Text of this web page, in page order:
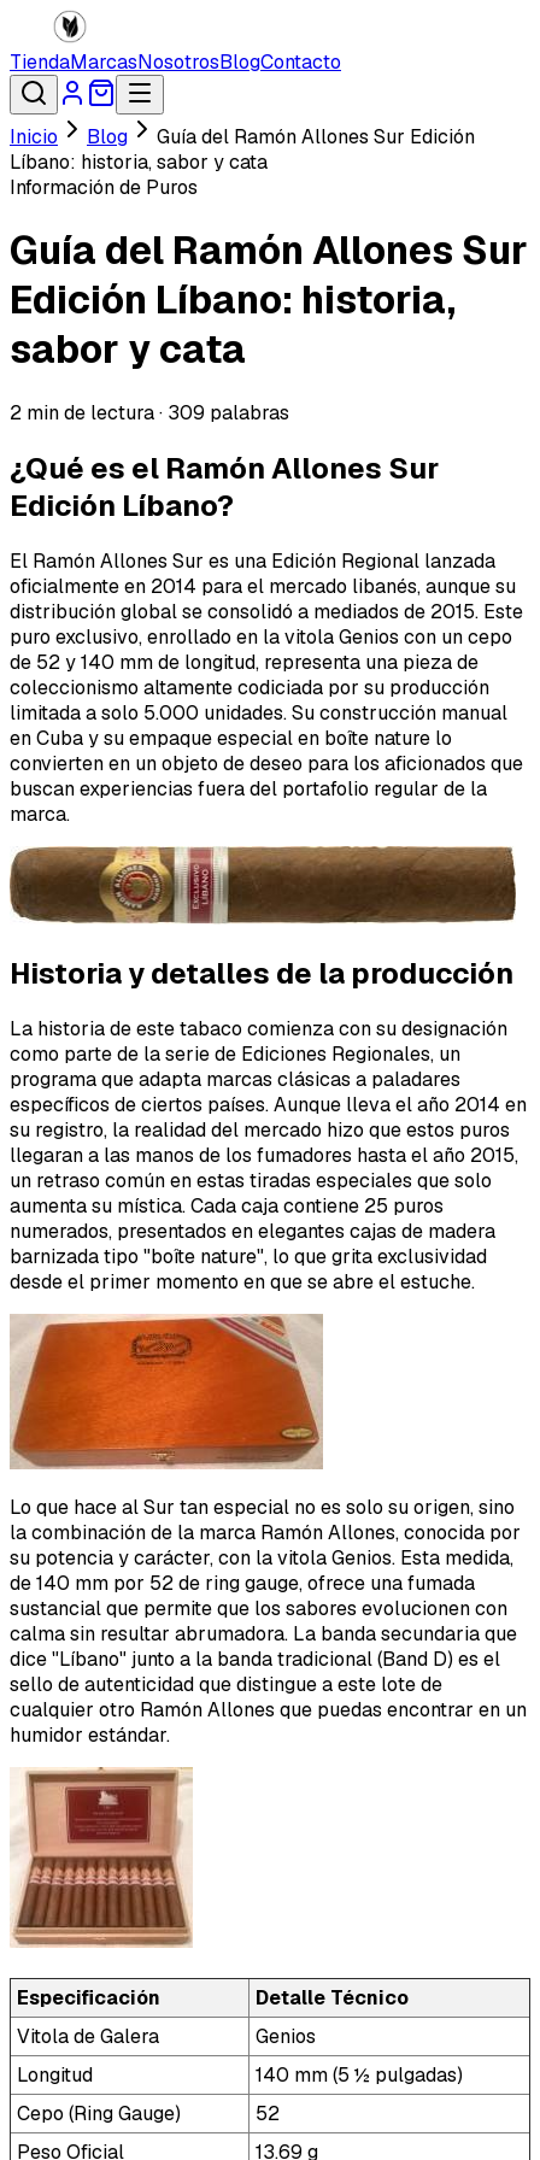
TiendaMarcasNosotrosBlogContacto
Inicio Blog
Guía del Ramón Allones Sur Edición
Líbano: historia, sabor y cata
Información de Puros
Guía del Ramón Allones Sur
Edición Líbano: historia,
sabor y cata
2 min de lectura · 309 palabras
¿Qué es el Ramón Allones Sur
Edición Líbano?
El Ramón Allones Sur es una Edición Regional lanzada
oficialmente en 2014 para el mercado libanés, aunque su
distribución global se consolidó a mediados de 2015. Este
puro exclusivo, enrollado en la vitola Genios con un cepo
de 52 y 140 mm de longitud, representa una pieza de
coleccionismo altamente codiciada por su producción
limitada a solo 5.000 unidades. Su construcción manual
en Cuba y su empaque especial en boîte nature lo
convierten en un objeto de deseo para los aficionados que
buscan experiencias fuera del portafolio regular de la
marca.
Historia y detalles de la producción
La historia de este tabaco comienza con su designación
como parte de la serie de Ediciones Regionales, un
programa que adapta marcas clásicas a paladares
específicos de ciertos países. Aunque lleva el año 2014 en
su registro, la realidad del mercado hizo que estos puros
llegaran a las manos de los fumadores hasta el año 2015,
un retraso común en estas tiradas especiales que solo
aumenta su mística. Cada caja contiene 25 puros
numerados, presentados en elegantes cajas de madera
barnizada tipo "boîte nature", lo que grita exclusividad
desde el primer momento en que se abre el estuche.
Lo que hace al Sur tan especial no es solo su origen, sino
la combinación de la marca Ramón Allones, conocida por
su potencia y carácter, con la vitola Genios. Esta medida,
de 140 mm por 52 de ring gauge, ofrece una fumada
sustancial que permite que los sabores evolucionen con
calma sin resultar abrumadora. La banda secundaria que
dice "Líbano" junto a la banda tradicional (Band D) es el
sello de autenticidad que distingue a este lote de
cualquier otro Ramón Allones que puedas encontrar en un
humidor estándar.
Especificación
Detalle Técnico
Vitola de Galera
Genios
Longitud
140 mm (5 ½ pulgadas)
Cepo (Ring Gauge)
52
Peso Oficial
13.69 g